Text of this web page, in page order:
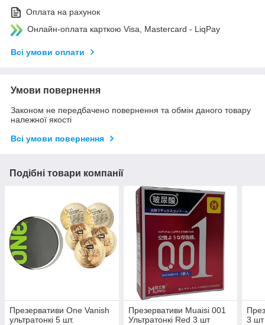
Оплата на рахунок
Онлайн-оплата карткою Visa, Mastercard - LiqPay
Всі умови оплати
Умови повернення
Законом не передбачено повернення та обмін даного товару
належної якості
Всі умови повернення
Подібні товари компанії
Презервативи One Vanish
ультратонкі 5 шт.
Презервативи Muaisi 001
Ультратонкі Red 3 шт
3 шт